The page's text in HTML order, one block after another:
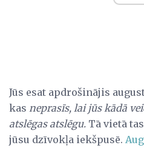
Jūs esat apdrošinājis
kas neprasīs, lai jūs kādā
atslēgas atslēgu. Tā vietā
jūsu dzīvokļa iekšpusē.